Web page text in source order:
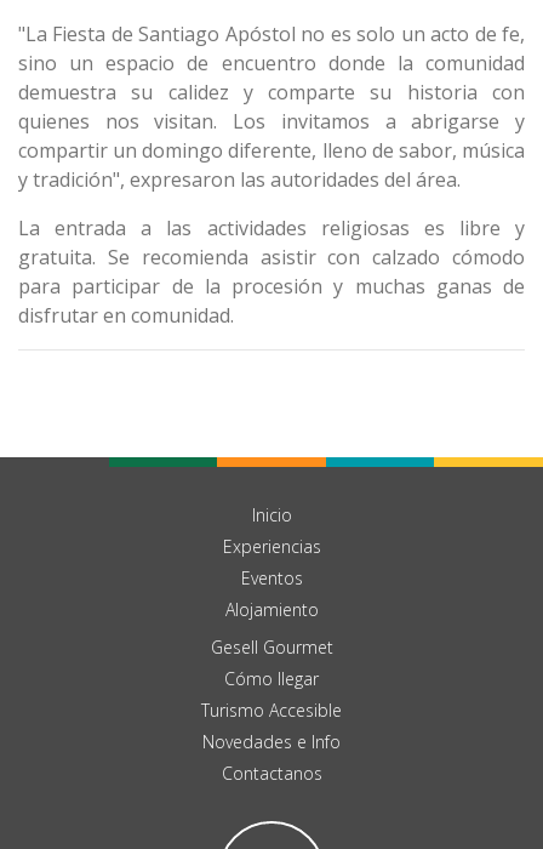
"La Fiesta de Santiago Apóstol no es solo un acto de fe,
sino un espacio de encuentro donde la comunidad
demuestra su calidez y comparte su historia con
quienes nos visitan. Los invitamos a abrigarse y
compartir un domingo diferente, lleno de sabor, música
y tradición", expresaron las autoridades del área.
La entrada a las actividades religiosas es libre y
gratuita. Se recomienda asistir con calzado cómodo
para participar de la procesión y muchas ganas de
disfrutar en comunidad.
Inicio
Experiencias
Eventos
Alojamiento
Gesell Gourmet
Cómo llegar
Turismo Accesible
Novedades e Info
Contactanos